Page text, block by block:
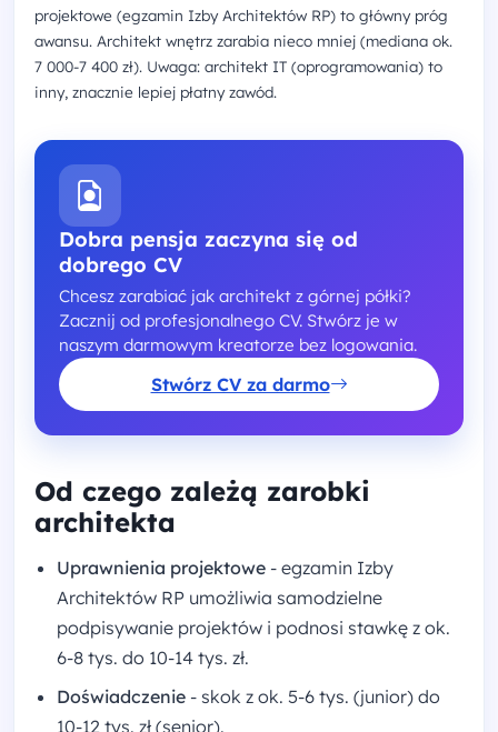
projektowe (egzamin Izby Architektów RP) to główny próg
awansu. Architekt wnętrz zarabia nieco mniej (mediana ok.
7 000-7 400 zł). Uwaga: architekt IT (oprogramowania) to
inny, znacznie lepiej płatny zawód.
Dobra pensja zaczyna się od
dobrego CV
Chcesz zarabiać jak architekt z górnej półki?
Zacznij od profesjonalnego CV. Stwórz je w
naszym darmowym kreatorze bez logowania.
Stwórz CV za darmo
Od czego zależą zarobki
architekta
Uprawnienia projektowe - egzamin Izby
Architektów RP umożliwia samodzielne
podpisywanie projektów i podnosi stawkę z ok.
6-8 tys. do 10-14 tys. zł.
Doświadczenie - skok z ok. 5-6 tys. (junior) do
10-12 tys. zł (senior).